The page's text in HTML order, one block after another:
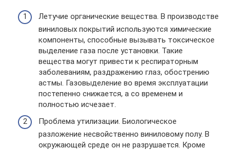
Летучие органические вещества. В производстве
виниловых покрытий используются химические
компоненты, способные вызывать токсическое
выделение газа после установки. Такие
вещества могут привести к респираторным
заболеваниям, раздражению глаз, обострению
астмы. Газовыделение во время эксплуатации
постепенно снижается, а со временем и
полностью исчезает.
Проблема утилизации. Биологическое
разложение несвойственно виниловому полу. В
окружающей среде он не разрушается. Кроме